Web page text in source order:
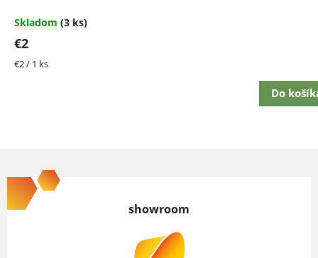
Skladom (3 ks)
€2
Jednotková
€2 / 1 ks
Do
á
p
showroom